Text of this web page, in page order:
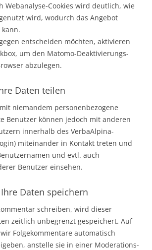
Webanalyse-Cookies wird deutlich, wie
wird, wodurch das Angebot
entscheiden möchten, aktivieren
um den Matomo-Deaktivierungs-
abzulegen.
Daten teilen
niemandem personenbezogene
Benutzer können jedoch mit anderen
innerhalb des VerbaAlpina-
miteinander in Kontakt treten und
und evtl. auch
Benutzer einsehen.
Daten speichern
schreiben, wird dieser
zeitlich unbegrenzt gespeichert. Auf
Folgekommentare automatisch
anstelle sie in einer Moderations-